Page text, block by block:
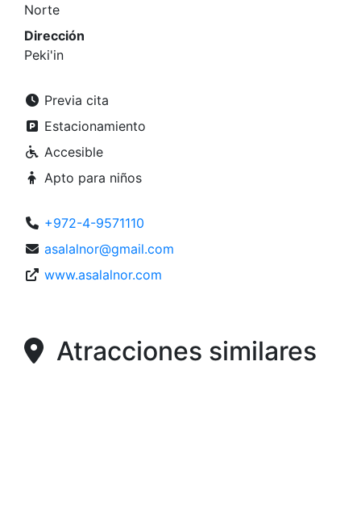
Norte
Dirección
Peki'in
Previa cita
Estacionamiento
Accesible
Apto para niños
+972-4-9571110
asalalnor@gmail.com
www.asalalnor.com
Atracciones similares